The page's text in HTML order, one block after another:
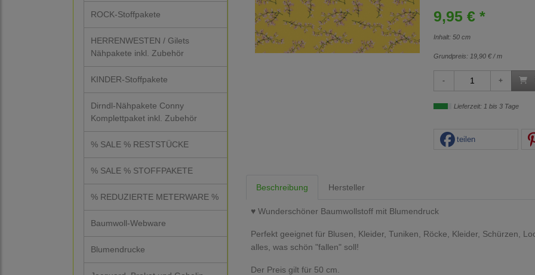
ROCK-Stoffpakete
HERRENWESTEN / Gilets
Nähpakete inkl. Zubehör
KINDER-Stoffpakete
Dirndl-Nähpakete Conny
Komplettpaket inkl. Zubehör
% SALE % RESTSTÜCKE
% SALE % STOFFPAKETE
% REDUZIERTE METERWARE %
Baumwoll-Webware
Blumendrucke
9,95 € *
Inhalt: 50 cm
Grundpreis: 19,90 € / m
Lieferzeit: 1 bis 3 Tage
teilen
Beschreibung Hersteller
♥ Wunderschöner Baumwollstoff mit Blumendruck
Perfekt geeignet für Blusen, Kleider, Tuniken, Röcke, Kleider, Schürzen,
alles, was schön "fallen" soll!
Der Preis gilt für 50 cm.